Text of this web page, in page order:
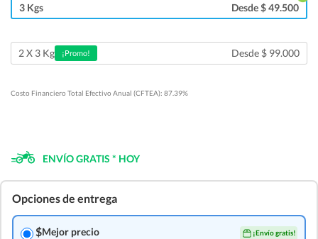
3 Kgs Desde $ 49.500
2 X 3 Kg ¡Promo! Desde $ 99.000
Costo Financiero Total Efectivo Anual (CFTEA): 87.39%
ENVÍO GRATIS * HOY
Opciones de entrega
$Mejor precio ¡Envío gratis!